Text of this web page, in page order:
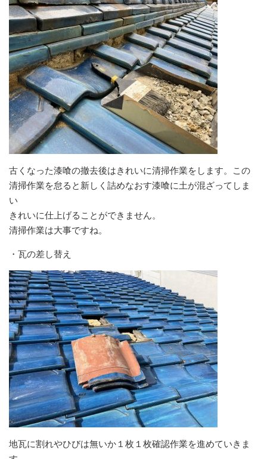
古くなった漆喰の撤去後はきれいに清掃作業をします。この
清掃作業を怠ると新しく詰めなおす漆喰に土が混ざってしま
い
きれいに仕上げることができません。
清掃作業は大事ですね。
・瓦の差し替え
地瓦に割れやひびは無いか１枚１枚確認作業を進めていきま